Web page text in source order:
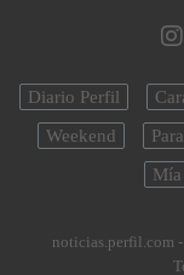
Diario Perfil
Weekend
Mía
noticias.perfil.com